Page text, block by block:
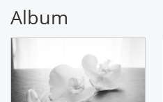
Album